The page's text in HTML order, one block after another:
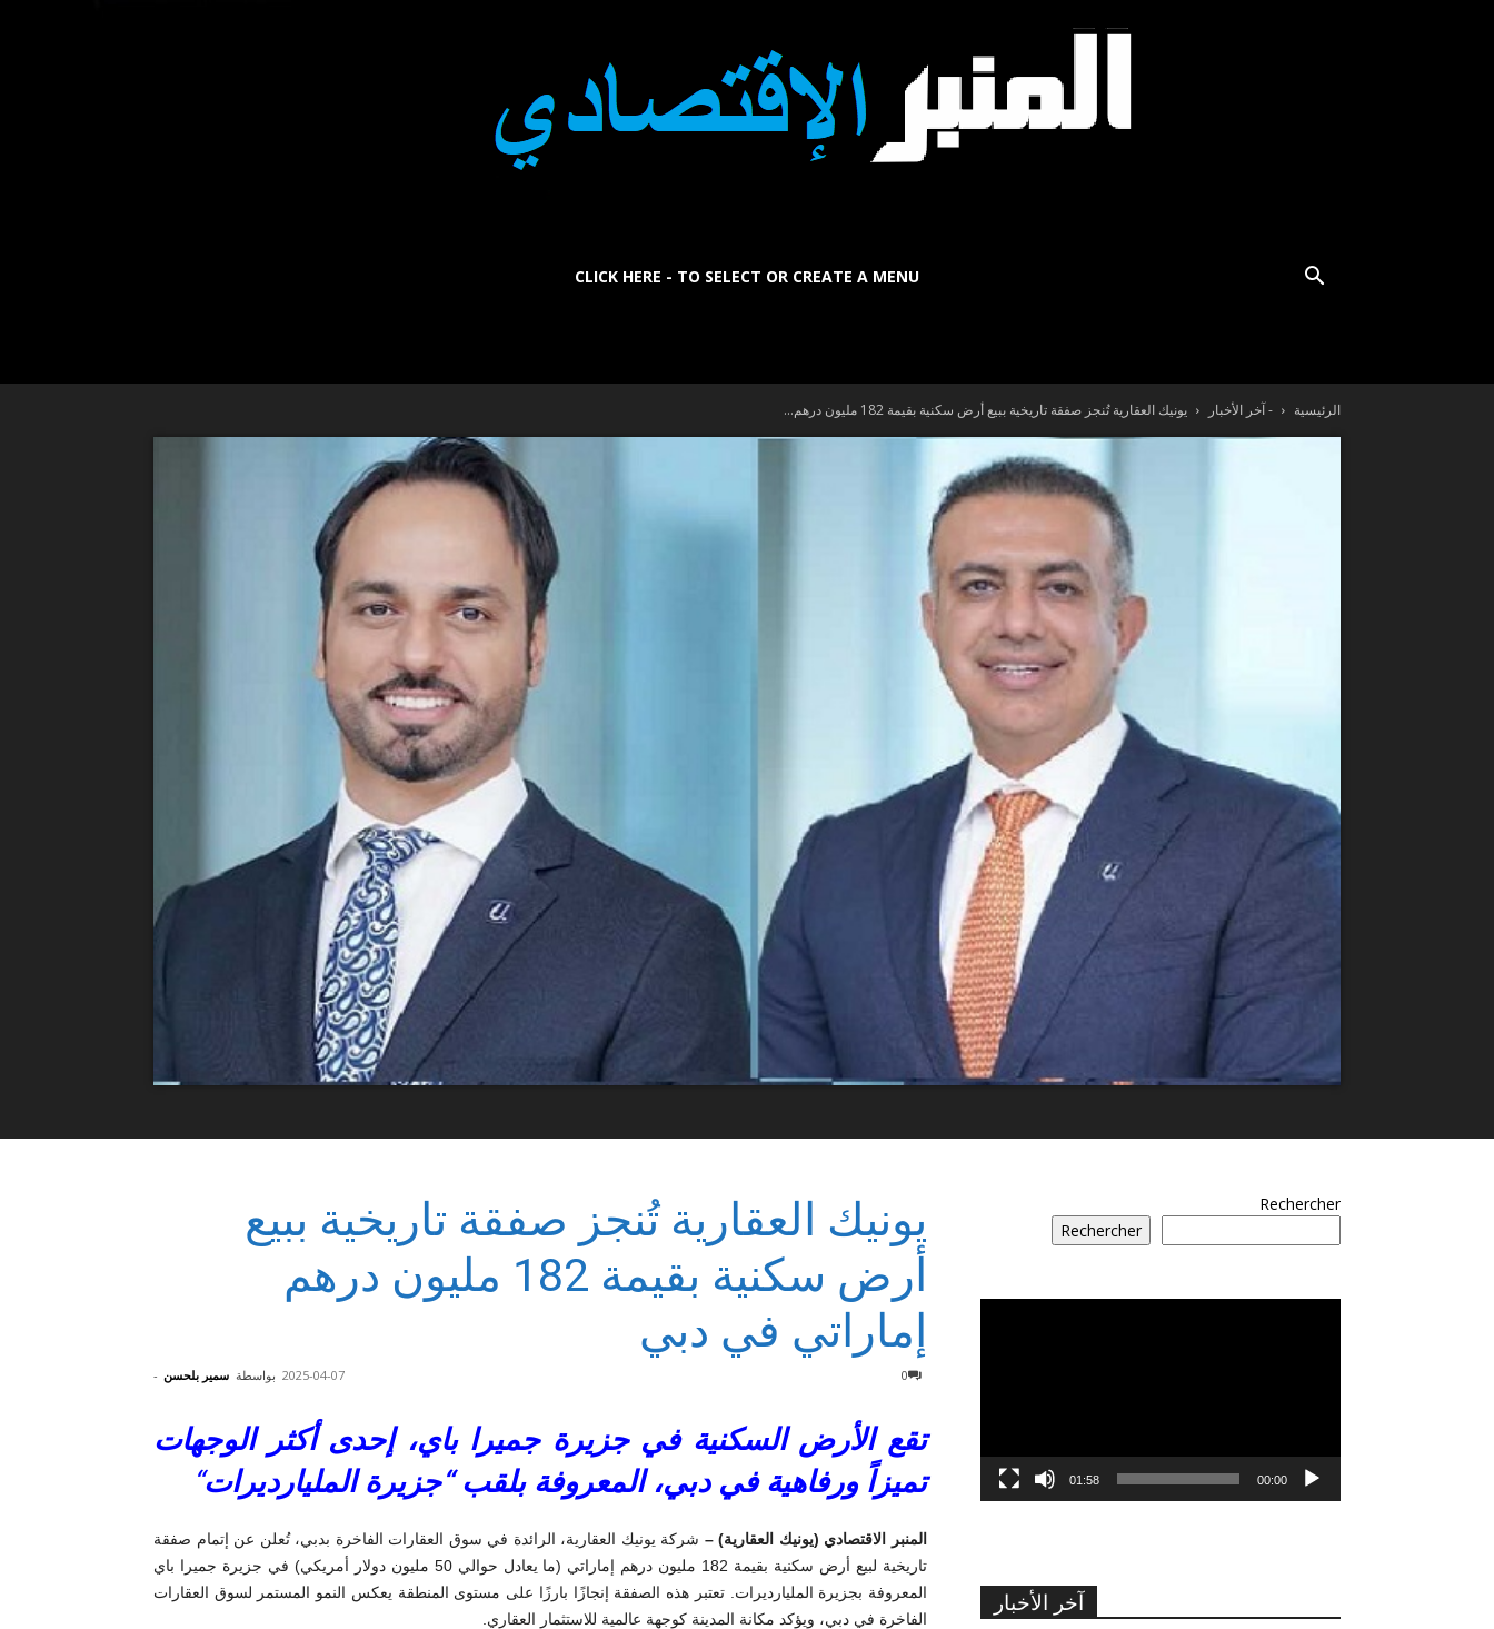
CLICK HERE - TO SELECT OR CREATE A MENU
الرئيسية - آخر الأخبار يونيك العقارية تُنجز صفقة تاريخية ببيع أرض سكنية بقيمة 182 مليون درهم...
يونيك العقارية تُنجز صفقة تاريخية ببيع
أرض سكنية بقيمة 182 مليون درهم
إماراتي في دبي
بواسطة سمير بلحسن - 2025-04-07 0
تقع الأرض السكنية في جزيرة جميرا باي، إحدى أكثر الوجهات
تميزاً ورفاهية في دبي، المعروفة بلقب “جزيرة المليارديرات“
المنبر الاقتصادي (يونيك العقارية) – شركة يونيك العقارية، الرائدة في سوق العقارات الفاخرة بدبي، تُعلن عن إتمام صفقة
تاريخية لبيع أرض سكنية بقيمة 182 مليون درهم إماراتي (ما يعادل حوالي 50 مليون دولار أمريكي) في جزيرة جميرا باي
المعروفة بجزيرة المليارديرات. تعتبر هذه الصفقة إنجازًا بارزًا على مستوى المنطقة يعكس النمو المستمر لسوق العقارات
الفاخرة في دبي، ويؤكد مكانة المدينة كوجهة عالمية للاستثمار العقاري.
Rechercher
Rechercher
00:00
01:58
آخر الأخبار